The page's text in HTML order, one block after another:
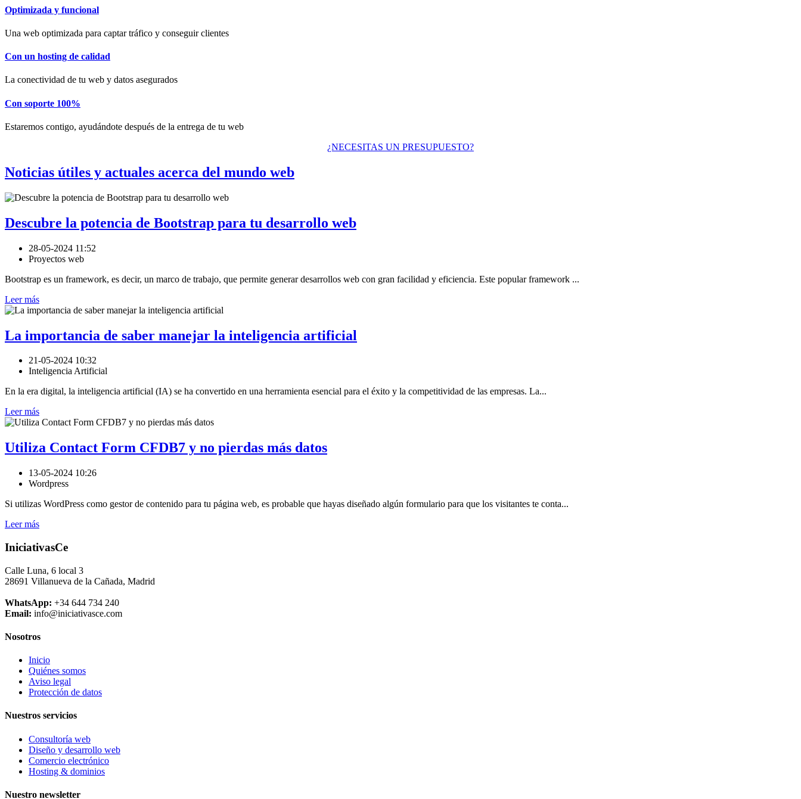
Optimizada y funcional
Una web optimizada para captar tráfico y conseguir clientes
Con un hosting de calidad
La conectividad de tu web y datos asegurados
Con soporte 100%
Estaremos contigo, ayudándote después de la entrega de tu web
¿NECESITAS UN PRESUPUESTO?
Noticias útiles y actuales acerca del mundo web
Descubre la potencia de Bootstrap para tu desarrollo web
28-05-2024 11:52
Proyectos web
Bootstrap es un framework, es decir, un marco de trabajo, que permite generar desarrollos web con gran facilidad y eficiencia. Este popular framework ...
Leer más
La importancia de saber manejar la inteligencia artificial
21-05-2024 10:32
Inteligencia Artificial
En la era digital, la inteligencia artificial (IA) se ha convertido en una herramienta esencial para el éxito y la competitividad de las empresas. La...
Leer más
Utiliza Contact Form CFDB7 y no pierdas más datos
13-05-2024 10:26
Wordpress
Si utilizas WordPress como gestor de contenido para tu página web, es probable que hayas diseñado algún formulario para que los visitantes te conta...
Leer más
IniciativasCe
Calle Luna, 6 local 3
28691 Villanueva de la Cañada, Madrid
WhatsApp: +34 644 734 240
Email: info@iniciativasce.com
Nosotros
Inicio
Quiénes somos
Aviso legal
Protección de datos
Nuestros servicios
Consultoría web
Diseño y desarrollo web
Comercio electrónico
Hosting & dominios
Nuestro newsletter